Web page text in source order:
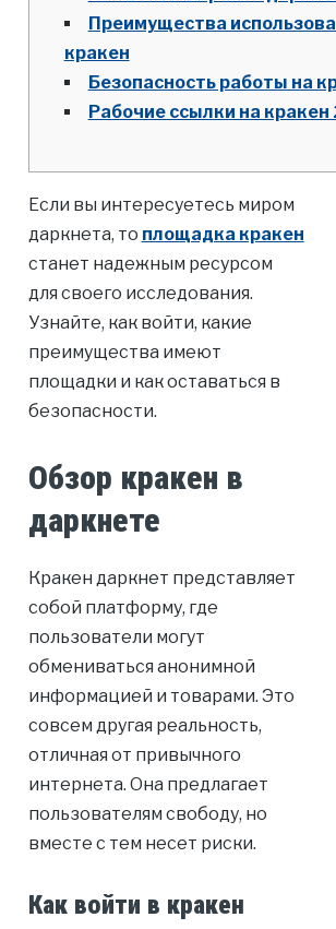
Преимущества
кракен
Безопасность работы на
Рабочие ссылки на
Если вы интересуетесь миром
даркнета, то площадка кракен
станет надежным ресурсом
для своего исследования.
Узнайте, как войти, какие
преимущества имеют
площадки и как оставаться в
безопасности.
Обзор кракен в
даркнете
Кракен даркнет представляет
собой платформу, где
пользователи могут
обмениваться анонимной
информацией и товарами. Это
совсем другая реальность,
отличная от привычного
интернета. Она предлагает
пользователям свободу, но
вместе с тем несет риски.
Как войти в кракен